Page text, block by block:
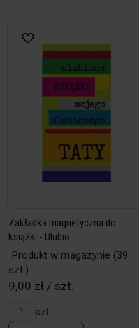
Zakładka magnetyczna do
książki - Ulubio...
Produkt w magazynie (39
szt.)
9,00 zł / szt.
szt.